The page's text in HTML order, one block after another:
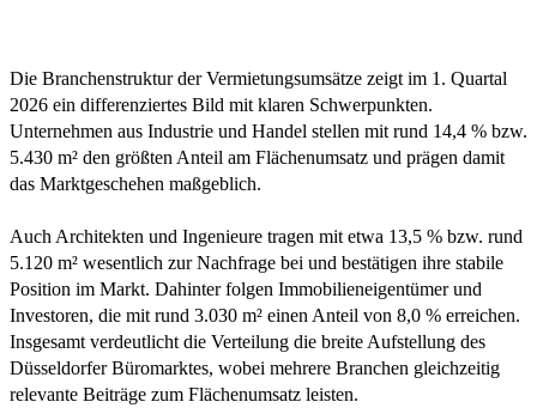
Die Branchenstruktur der Vermietungsumsätze zeigt im 1. Quartal
2026 ein differenziertes Bild mit klaren Schwerpunkten.
Unternehmen aus Industrie und Handel stellen mit rund 14,4 % bzw.
5.430 m² den größten Anteil am Flächenumsatz und prägen damit
das Marktgeschehen maßgeblich.
Auch Architekten und Ingenieure tragen mit etwa 13,5 % bzw. rund
5.120 m² wesentlich zur Nachfrage bei und bestätigen ihre stabile
Position im Markt. Dahinter folgen Immobilieneigentümer und
Investoren, die mit rund 3.030 m² einen Anteil von 8,0 % erreichen.
Insgesamt verdeutlicht die Verteilung die breite Aufstellung des
Düsseldorfer Büromarktes, wobei mehrere Branchen gleichzeitig
relevante Beiträge zum Flächenumsatz leisten.